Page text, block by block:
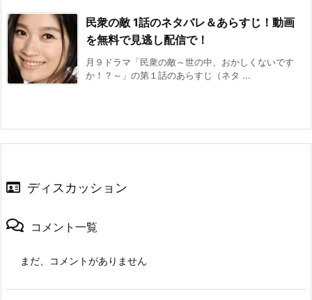
民衆の敵 1話のネタバレ＆あらすじ！動画
を無料で見逃し配信で！
月９ドラマ「民衆の敵～世の中、おかしくないです
か！？～」の第１話のあらすじ（ネタ ...
ディスカッション
コメント一覧
まだ、コメントがありません